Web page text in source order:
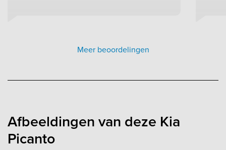
Meer beoordelingen
Afbeeldingen van deze Kia
Picanto